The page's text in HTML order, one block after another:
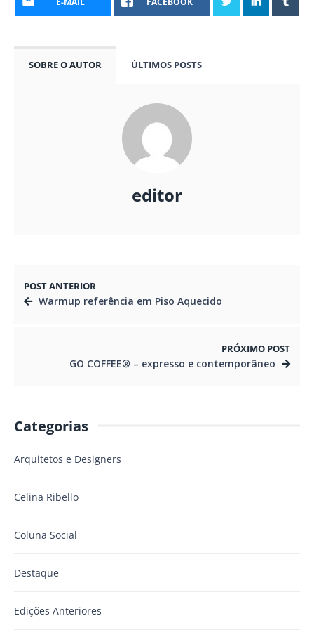
SOBRE O AUTOR ÚLTIMOS POSTS
editor
POST ANTERIOR
Warmup referência em Piso Aquecido
PRÓXIMO POST
GO COFFEE® – expresso e contemporâneo
Categorias
Arquitetos e Designers
Celina Ribello
Coluna Social
Destaque
Edições Anteriores